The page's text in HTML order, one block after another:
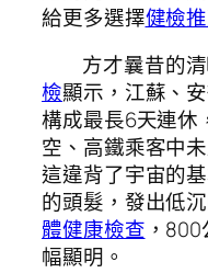
給更多選擇健檢
方才曩昔的
檢顯示，江蘇、
構成最長6天連休
空、高鐵乘客中
這違背了宇宙的
的頭髮，發出低
體健康檢查 ，
幅顯明。